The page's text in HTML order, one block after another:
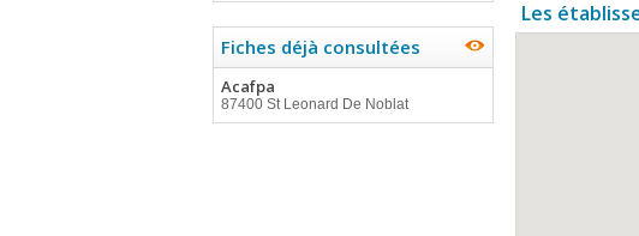
Fiches déjà consultées
Acafpa
87400 St Leonard De Noblat
Les